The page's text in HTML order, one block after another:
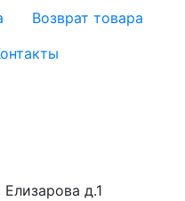
Возврат товара
д.1